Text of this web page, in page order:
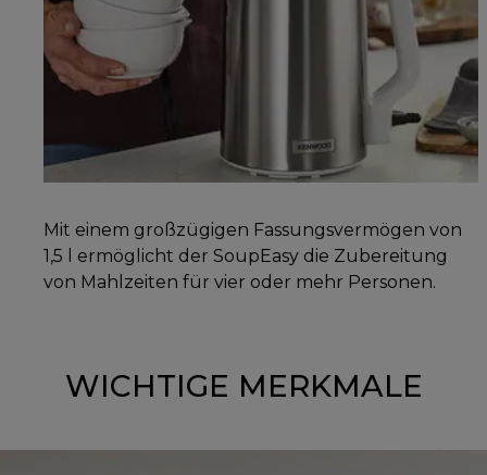
Mit einem großzügigen Fassungsvermögen von
1,5 l ermöglicht der SoupEasy die Zubereitung
von Mahlzeiten für vier oder mehr Personen.
WICHTIGE MERKMALE